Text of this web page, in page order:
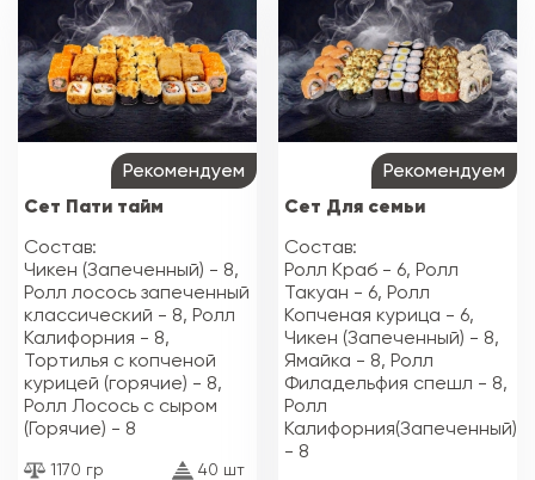
Рекомендуем
Сет Пати тайм
Состав:
Чикен (Запеченный) - 8,
Ролл лосось запеченный
классический - 8, Ролл
Калифорния - 8,
Тортилья с копченой
курицей (горячие) - 8,
Ролл Лосось с сыром
(Горячие) - 8
1170 гр 40 шт
Рекомендуем
Сет Для семьи
Состав:
Ролл Краб - 6, Ролл
Такуан - 6, Ролл
Копченая курица - 6,
Чикен (Запеченный) - 8,
Ямайка - 8, Ролл
Филадельфия спешл - 8,
Ролл
Калифорния(Запеченный)
- 8